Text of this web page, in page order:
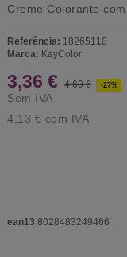
Creme Colorante
Referência: 18265110
Marca: KayColor
3,36 € 4,60 € -27%
Sem IVA
4,13 € com IVA
ean13 8028483249466